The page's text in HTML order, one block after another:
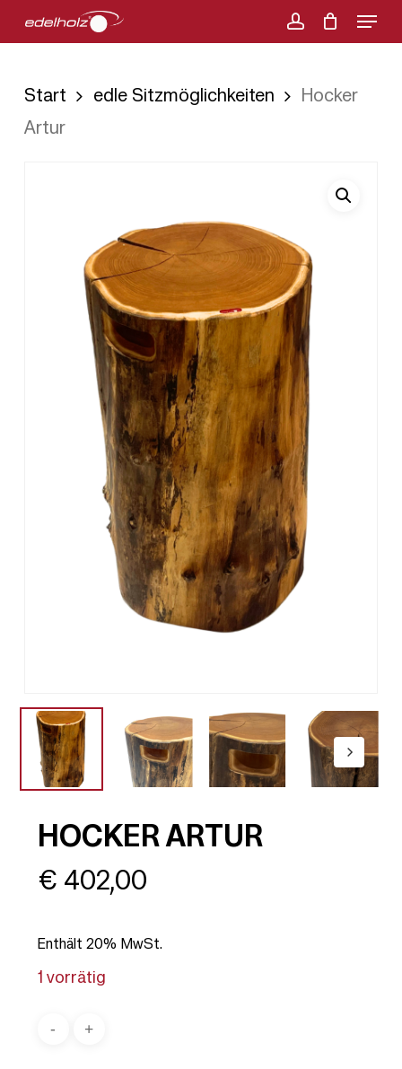
Skip
to
account
Menu
Start edle Sitzmöglichkeiten
Hocker
Artur
HOCKER ARTUR
€ 402,00
Enthält 20% MwSt.
1 vorrätig